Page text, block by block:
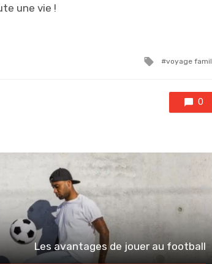
une vie !
Tagged
voyage
0
Les avantages de jouer au football